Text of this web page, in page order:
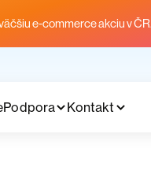
e-commerce akciu v
Podpora Kontakt